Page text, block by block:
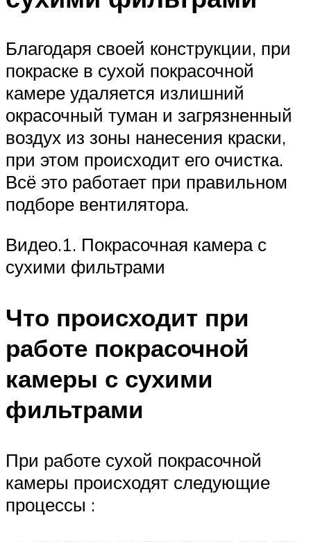
Благодаря своей конструкции, при
покраске в сухой покрасочной
камере удаляется излишний
окрасочный туман и загрязненный
воздух из зоны нанесения краски,
при этом происходит его очистка.
Всё это работает при правильном
подборе вентилятора.
Видео.1. Покрасочная камера с
сухими фильтрами
Что происходит при
работе покрасочной
камеры с сухими
фильтрами
При работе сухой покрасочной
камеры происходят следующие
процессы :